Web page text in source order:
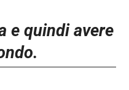
e quindi avere